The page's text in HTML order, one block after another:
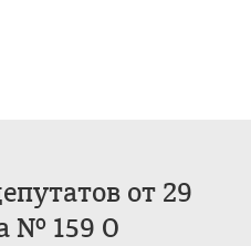
от 29
№ 159 О